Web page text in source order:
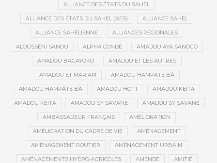
ALLIANCE DES ÉTATS DU SAHEL
ALLIANCE DES ÉTATS DU SAHEL (AES) ALLIANCE SAHEL
ALLIANCE SAHÉLIENNE ALLIANCES RÉGIONALES
ALOUSSÉNI SANOU ALPHA CONDÉ AMADOU AYA SANOGO
AMADOU BAGAYOKO AMADOU ET LES AUTRES
AMADOU ET MARIAM AMADOU HAMPATÉ BÂ
AMADOU HAMPÂTÉ BÂ AMADOU HOTT AMADOU KEÏTA
AMADOU KÉITA AMADOU SY SAVANE AMADOU SY SAVANÉ
AMBASSADEUR FRANÇAIS AMÉLIORATION
AMÉLIORATION DU CADRE DE VIE AMÉNAGEMENT
AMÉNAGEMENT ROUTIER AMÉNAGEMENT URBAIN
AMÉNAGEMENTS HYDRO-AGRICOLES AMENDE AMITIÉ